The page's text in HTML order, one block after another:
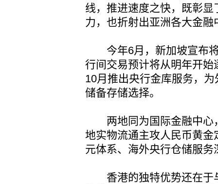
线，推进速度之快，既彰
力，也折射出亚洲各大金
今年6月，新加坡宣布将
行间交易预计将从明年开
10月推出央行金库服务，
储备存储选择。
两地同为国际金融中心
地实物流通主攻人民币黄
元体系、海外央行仓储服务
香港的独特优势还在于